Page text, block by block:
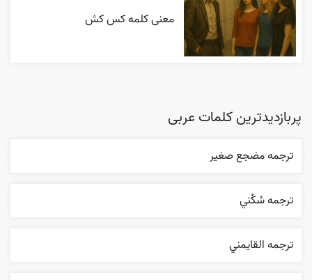
معنی کلمه کس کش
پربازدیدترین کلمات عربی
ترجمه مضجع صغير
ترجمه سُکْني
ترجمه القایمني